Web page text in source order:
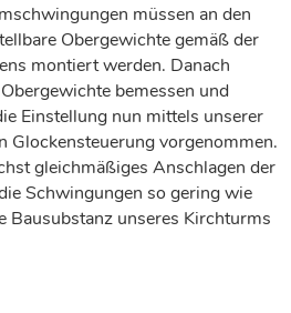
müssen an den
Obergewichte gemäß der
montiert werden. Danach
bemessen und
Einstellung nun mittels unserer
Glockensteuerung vorgenommen.
gleichmäßiges Anschlagen der
Schwingungen so gering wie
Bausubstanz unseres Kirchturms